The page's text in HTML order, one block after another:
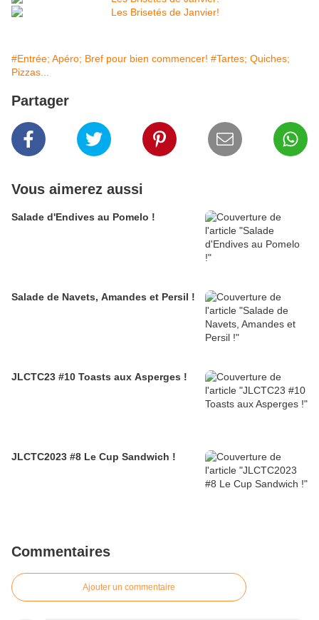
#Entrée; Apéro; Bref pour bien commencer! #Tartes; Quiches;
Pizzas...
Partager
Vous aimerez aussi
Salade d'Endives au Pomelo !
Salade de Navets, Amandes et Persil !
JLCTC23 #10 Toasts aux Asperges !
JLCTC2023 #8 Le Cup Sandwich !
Commentaires
Ajouter un commentaire